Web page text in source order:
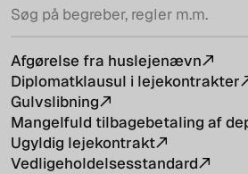
Afgørelse fra huslejenævn
Diplomatklausul i lejekontrakter
Gulvslibning
Mangelfuld tilbagebetaling af
Ugyldig lejekontrakt
Vedligeholdelsesstandard